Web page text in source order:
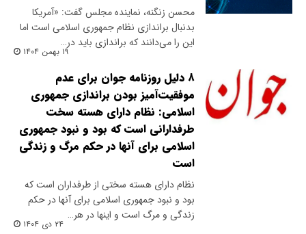
محسن زنگنه، نماینده مجلس گفت: «آمریکا
بدنبال براندازی نظام جمهوری اسلامی است اما
این را می‌دانند که براندازی باید در…
۱۹ بهمن ۱۴۰۴
۸ دلیل روزنامه جوان برای عدم
موفقیت‌آمیز بودن براندازی جمهوری
اسلامی: نظام دارای هسته سخت
طرفدارانی است که بود و نبود جمهوری
اسلامی برای آنها در حکم مرگ و زندگی
است
نظام دارای هسته سختی از طرفداران است که
بود و نبود جمهوری اسلامی برای آنها در حکم
زندگی و مرگ است و اینها در هر…
۲۴ دی ۱۴۰۴